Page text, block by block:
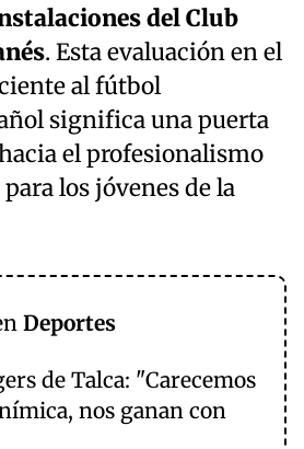
del Club
. Esta evaluación en el
al fútbol
significa una puerta
el profesionalismo
los jóvenes de la
Deportes
de Talca: "Carecemos
nos ganan con